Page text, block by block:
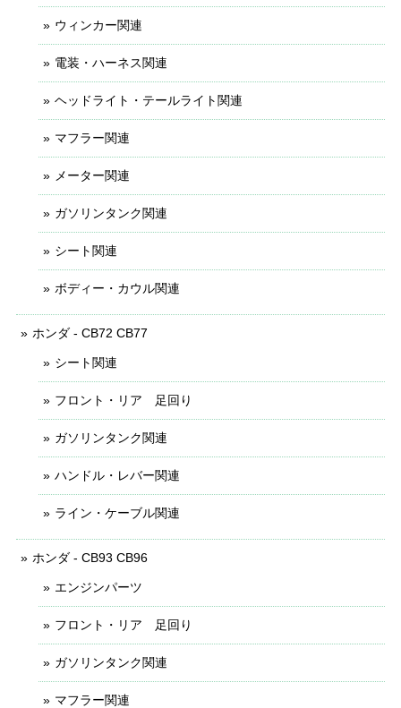
ウィンカー関連
電装・ハーネス関連
ヘッドライト・テールライト関連
マフラー関連
メーター関連
ガソリンタンク関連
シート関連
ボディー・カウル関連
ホンダ - CB72 CB77
シート関連
フロント・リア 足回り
ガソリンタンク関連
ハンドル・レバー関連
ライン・ケーブル関連
ホンダ - CB93 CB96
エンジンパーツ
フロント・リア 足回り
ガソリンタンク関連
マフラー関連